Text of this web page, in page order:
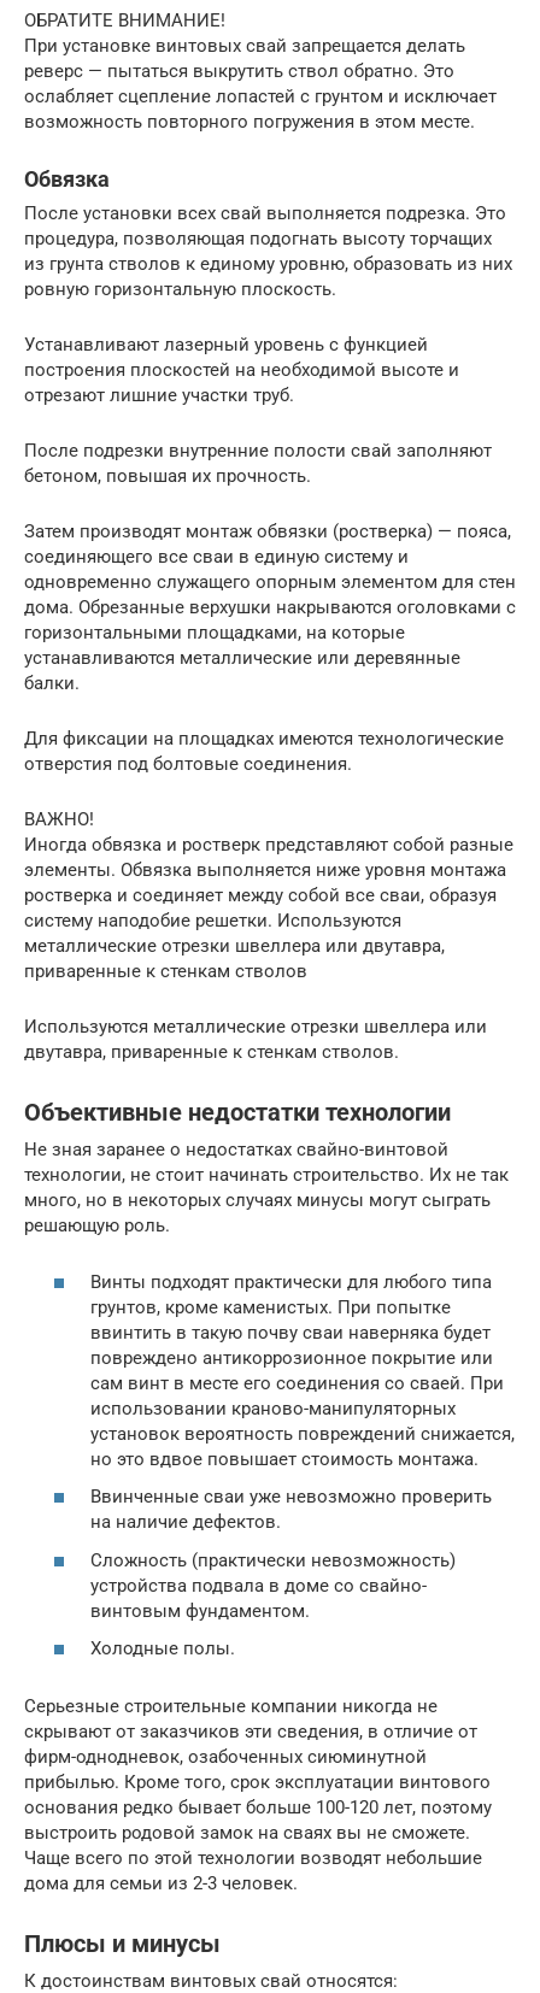
ОБРАТИТЕ ВНИМАНИЕ!
При установке винтовых свай запрещается делать
реверс — пытаться выкрутить ствол обратно. Это
ослабляет сцепление лопастей с грунтом и исключает
возможность повторного погружения в этом месте.
Обвязка
После установки всех свай выполняется подрезка. Это
процедура, позволяющая подогнать высоту торчащих
из грунта стволов к единому уровню, образовать из них
ровную горизонтальную плоскость.
Устанавливают лазерный уровень с функцией
построения плоскостей на необходимой высоте и
отрезают лишние участки труб.
После подрезки внутренние полости свай заполняют
бетоном, повышая их прочность.
Затем производят монтаж обвязки (ростверка) — пояса,
соединяющего все сваи в единую систему и
одновременно служащего опорным элементом для стен
дома. Обрезанные верхушки накрываются оголовками с
горизонтальными площадками, на которые
устанавливаются металлические или деревянные
балки.
Для фиксации на площадках имеются технологические
отверстия под болтовые соединения.
ВАЖНО!
Иногда обвязка и ростверк представляют собой разные
элементы. Обвязка выполняется ниже уровня монтажа
ростверка и соединяет между собой все сваи, образуя
систему наподобие решетки. Используются
металлические отрезки швеллера или двутавра,
приваренные к стенкам стволов
Используются металлические отрезки швеллера или
двутавра, приваренные к стенкам стволов.
Объективные недостатки технологии
Не зная заранее о недостатках свайно-винтовой
технологии, не стоит начинать строительство. Их не так
много, но в некоторых случаях минусы могут сыграть
решающую роль.
Винты подходят практически для любого типа
грунтов, кроме каменистых. При попытке
ввинтить в такую почву сваи наверняка будет
повреждено антикоррозионное покрытие или
сам винт в месте его соединения со сваей. При
использовании краново-манипуляторных
установок вероятность повреждений снижается,
но это вдвое повышает стоимость монтажа.
Ввинченные сваи уже невозможно проверить
на наличие дефектов.
Сложность (практически невозможность)
устройства подвала в доме со свайно-
винтовым фундаментом.
Холодные полы.
Серьезные строительные компании никогда не
скрывают от заказчиков эти сведения, в отличие от
фирм-однодневок, озабоченных сиюминутной
прибылью. Кроме того, срок эксплуатации винтового
основания редко бывает больше 100-120 лет, поэтому
выстроить родовой замок на сваях вы не сможете.
Чаще всего по этой технологии возводят небольшие
дома для семьи из 2-3 человек.
Плюсы и минусы
К достоинствам винтовых свай относятся: